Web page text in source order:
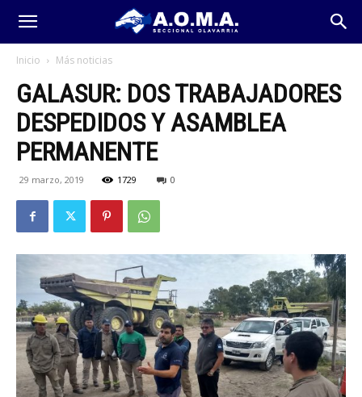
Inicio Más noticias
GALASUR: DOS TRABAJADORES
DESPEDIDOS Y ASAMBLEA
PERMANENTE
29 marzo, 2019 1729 0